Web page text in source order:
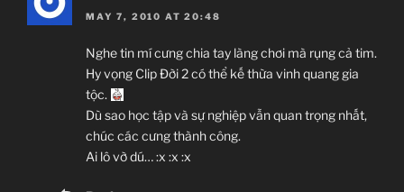
MAY 7, 2010 AT 20:48
Nghe tin mí cưng chia tay làng chơi mà rụng cả tim.
Hy vọng Clip Đời 2 có thể kế thừa vinh quang gia
tộc.
Dù sao học tập và sự nghiệp vẫn quan trọng nhất,
chúc các cưng thành công.
Ai lô vờ dú… :x :x :x